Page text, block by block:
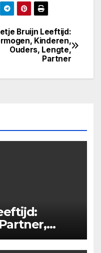
Bruijn Leeftijd:
Kinderen,
Ouders, Lengte,
Partner